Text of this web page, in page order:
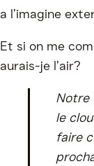
a l’imagine
Et si on me
aurais-je l’air?
Notre
le
faire